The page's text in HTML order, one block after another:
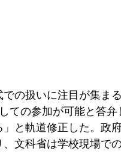
の扱いに注目が集ま
ての参加が可能と答弁
と軌道修正した。政
文科省は学校現場で